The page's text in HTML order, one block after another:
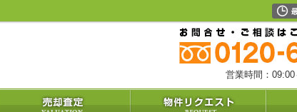
営業時間：09:00